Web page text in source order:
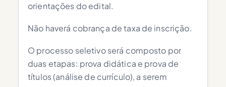
orientações do edital.
Não haverá cobrança de taxa de inscrição.
O processo seletivo será composto por
duas etapas: prova didática e prova de
títulos (análise de currículo), a serem